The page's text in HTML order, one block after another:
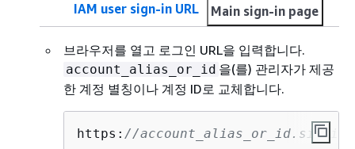
IAM user sign-in URL Main sign-in page
브라우저를 열고 로그인 URL을 입력합니다.
account_alias_or_id 을(를) 관리자가 제공
한 계정 별칭이나 계정 ID로 교체합니다.
https: //